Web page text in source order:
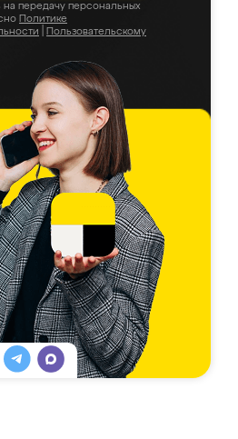
передачу персональных
Политике
Пользовательскому